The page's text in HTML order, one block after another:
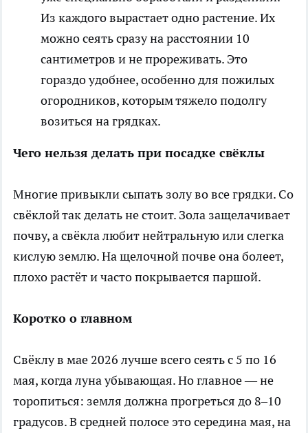
Из каждого вырастает одно растение. Их
можно сеять сразу на расстоянии 10
сантиметров и не прореживать. Это
гораздо удобнее, особенно для пожилых
огородников, которым тяжело подолгу
возиться на грядках.
Чего нельзя делать при посадке свёклы
Многие привыкли сыпать золу во все грядки. Со
свёклой так делать не стоит. Зола защелачивает
почву, а свёкла любит нейтральную или слегка
кислую землю. На щелочной почве она болеет,
плохо растёт и часто покрывается паршой.
Коротко о главном
Свёклу в мае 2026 лучше всего сеять с 5 по 16
мая, когда луна убывающая. Но главное — не
торопиться: земля должна прогреться до 8–10
градусов. В средней полосе это середина мая, на